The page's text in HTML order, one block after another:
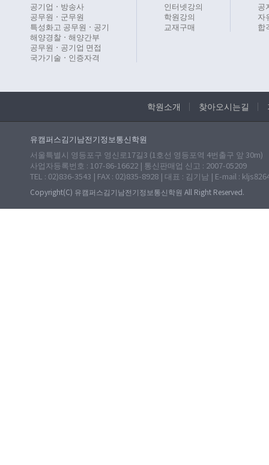
공기업ㆍ방송사
공무원ㆍ군무원
특성화고 공무원ㆍ공기
해양경찰ㆍ해양간부
공무원ㆍ공기업 면접
국가기술ㆍ인증자격
인터넷강의
학원강의
교재구매
공
자
합
학원소개 찾아오시는길
유캠퍼스김기남전기정보통신학원
서울특별시 영등포구 영신로17길3 (1호선 영등포역 4번출구 앞 30m)
사업자등록번호 : 107-86-16622 | 통신판매업 신고 : 2007-05209
TEL : 02)836-3543 | FAX : 02)835-8928 | 대표 : 김기남 | E-mail :
Copyright(C) 유캠퍼스김기남전기정보통신학원 All Right Reserved.